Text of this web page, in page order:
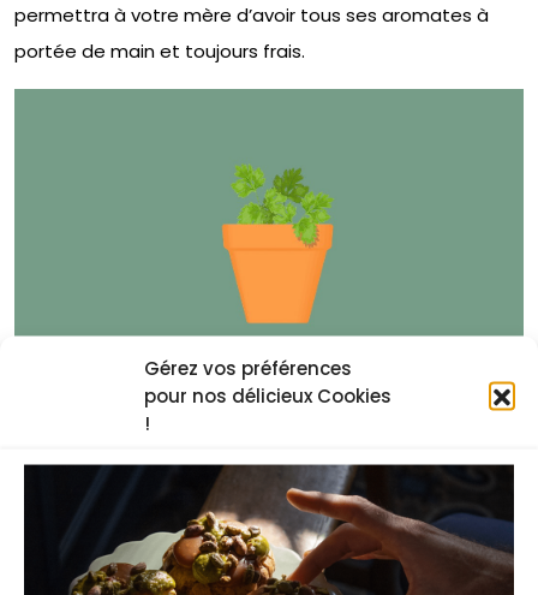
Gérez vos préférences
pour nos délicieux Cookies
!
permettra à votre mère d’avoir tous ses aromates à
portée de main et toujours frais.
Cadeau de fête des mères
cuisine : 0€ (ou presque) et
beaucoup d’amour